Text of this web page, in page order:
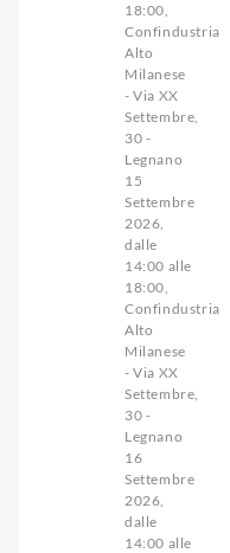
18:00,
Confindustria
Alto
Milanese
- Via XX
Settembre,
30 -
Legnano
15
Settembre
2026,
dalle
14:00 alle
18:00,
Confindustria
Alto
Milanese
- Via XX
Settembre,
30 -
Legnano
16
Settembre
2026,
dalle
14:00 alle